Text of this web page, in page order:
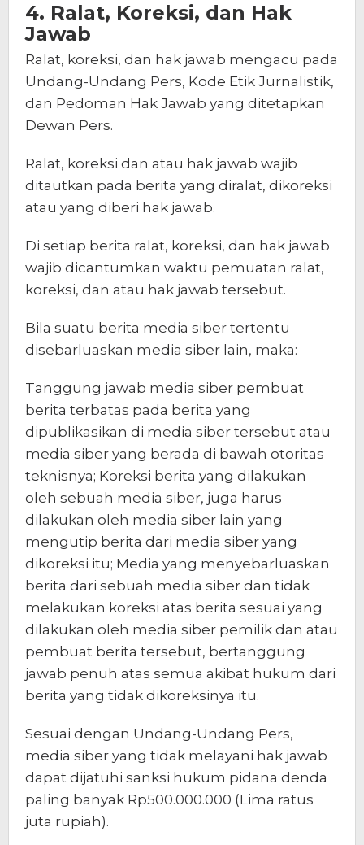
4. Ralat, Koreksi, dan Hak
Jawab
Ralat, koreksi, dan hak jawab mengacu pada
Undang-Undang Pers, Kode Etik Jurnalistik,
dan Pedoman Hak Jawab yang ditetapkan
Dewan Pers.
Ralat, koreksi dan atau hak jawab wajib
ditautkan pada berita yang diralat, dikoreksi
atau yang diberi hak jawab.
Di setiap berita ralat, koreksi, dan hak jawab
wajib dicantumkan waktu pemuatan ralat,
koreksi, dan atau hak jawab tersebut.
Bila suatu berita media siber tertentu
disebarluaskan media siber lain, maka:
Tanggung jawab media siber pembuat
berita terbatas pada berita yang
dipublikasikan di media siber tersebut atau
media siber yang berada di bawah otoritas
teknisnya; Koreksi berita yang dilakukan
oleh sebuah media siber, juga harus
dilakukan oleh media siber lain yang
mengutip berita dari media siber yang
dikoreksi itu; Media yang menyebarluaskan
berita dari sebuah media siber dan tidak
melakukan koreksi atas berita sesuai yang
dilakukan oleh media siber pemilik dan atau
pembuat berita tersebut, bertanggung
jawab penuh atas semua akibat hukum dari
berita yang tidak dikoreksinya itu.
Sesuai dengan Undang-Undang Pers,
media siber yang tidak melayani hak jawab
dapat dijatuhi sanksi hukum pidana denda
paling banyak Rp500.000.000 (Lima ratus
juta rupiah).